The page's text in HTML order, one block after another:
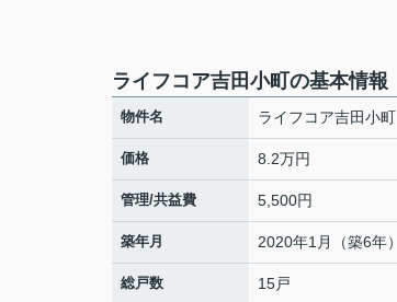
ライフコア吉田小町の基本情報
物件名 ライフコア吉田小町
価格 8.2万円
管理/共益費 5,500円
築年月 2020年1月（築6年）
総戸数 15戸